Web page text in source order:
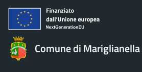
Comune di Mariglianella